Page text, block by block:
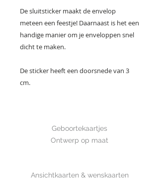
De sluitsticker maakt de envelop
meteen een feestje! Daarnaast is het een
handige manier om je enveloppen snel
dicht te maken.
De sticker heeft een doorsnede van 3
cm.
Geboortekaartjes
Ontwerp op maat
Ansichtkaarten & wenskaarten